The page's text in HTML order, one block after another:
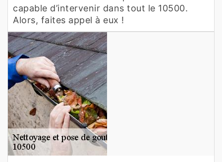
capable d’intervenir dans tout le 10500.
Alors, faites appel à eux !